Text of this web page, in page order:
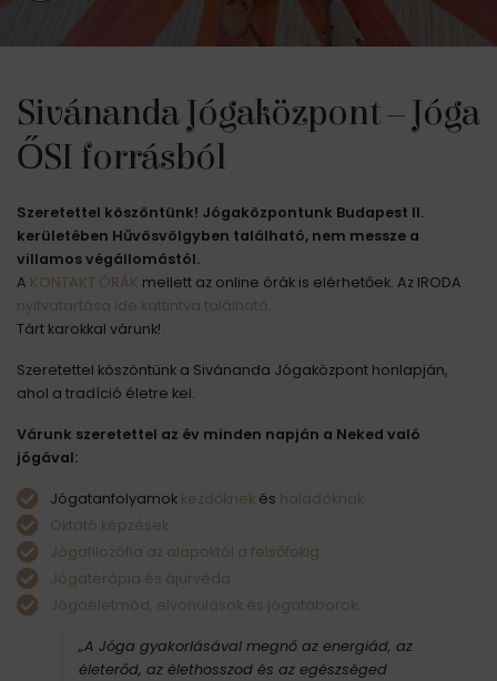
Sivánanda Jógaközpont – Jóga
ŐSI forrásból
Szeretettel köszöntünk! Jógaközpontunk Budapest II.
kerületében Hűvösvölgyben található, nem messze a
villamos végállomástól.
A KONTAKT ÓRÁK mellett az online órák is elérhetőek. Az IRODA
nyitvatartása ide kattintva található.
Tárt karokkal várunk!
Szeretettel köszöntünk a Sivánanda Jógaközpont honlapján,
ahol a tradíció életre kel.
Várunk szeretettel az év minden napján a Neked való
jógával:
Jógatanfolyamok kezdőknek és haladóknak.
Oktató képzések.
Jógafilozófia az alapoktól a felsőfokig.
Jógaterápia és ájurvéda.
Jógaéletmód, elvonulások és jógatáborok.
„A Jóga gyakorlásával megnő az energiád, az
életerőd, az élethosszod és az egészséged